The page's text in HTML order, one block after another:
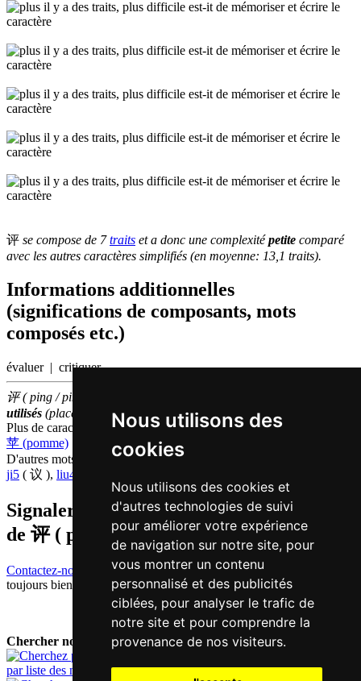
Nous utilisons des
cookies
Nous utilisons des cookies et
d'autres technologies de suivi
pour améliorer votre expérience
de navigation sur notre site, pour
vous montrer un contenu
personnalisé et des publicités
ciblées, pour analyser le trafic de
notre site et pour comprendre la
provenance de nos visiteurs.
评 se compose de 7traits et a donc une complexitépetite comparé
avec les autres caractères simplifiés (en moyenne: 13,1 traits).
Informations additionnelles
(significations de composants, mots
composés etc.)
évaluer | critiquer
评 ( ping / ping4 ) fait partie des
utilisés (place parmi les caractères individuels )
Plus de caractères qui se prononcentping4 en chinois
苹 (pomme)
D'autres mots qui signifientdiscuter en chinois
ji5 ( 议 ), liu4
Signaler traduction fausse ou manquante
de 评 ( ping / ping4 )
Contactez-nous!
Votre feedback et critique constructive seront
toujours bienvenus.
Chercher nouveau mot:
par liste des mots